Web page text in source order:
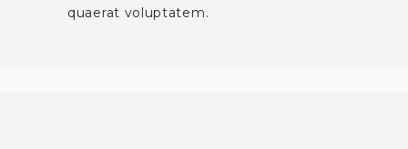
quaerat voluptatem.